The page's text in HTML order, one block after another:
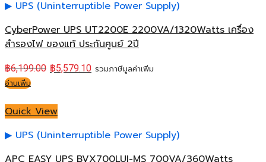
UPS (Uninterruptible Power Supply)
CyberPower UPS UT2200E 2200VA/1320Watts เครื่อง
สำรองไฟ ของแท้ ประกันศูนย์ 2ปี
฿6,199.00 ฿5,579.10 รวมภาษีมูลค่าเพิ่ม
อ่านเพิ่ม
Quick View
UPS (Uninterruptible Power Supply)